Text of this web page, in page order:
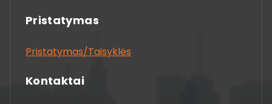
Pristatymas
Pristatymas/Taisyklės
Kontaktai